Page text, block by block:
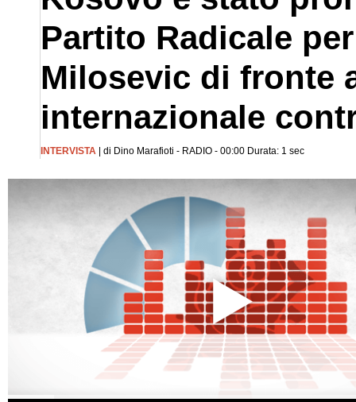
Partito Radicale
Milosevic di fronte
internazionale
INTERVISTA | di Dino Marafioti - RADIO - 00:00 Durata: 1 sec